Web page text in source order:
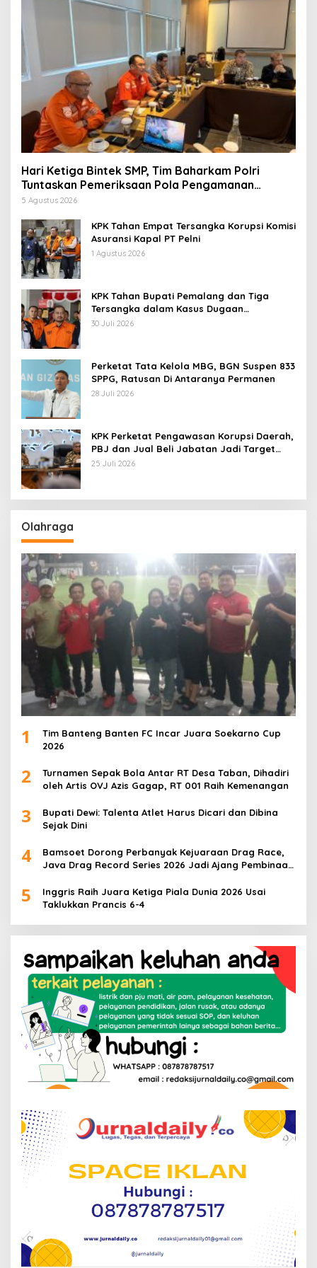
Hari Ketiga Bintek SMP, Tim Baharkam Polri
Tuntaskan Pemeriksaan Pola Pengamanan
Pertamina Patra Niaga Jabar
5 Agustus 2026
KPK Tahan Empat Tersangka Korupsi Komisi
Asuransi Kapal PT Pelni
1 Agustus 2026
KPK Tahan Bupati Pemalang dan Tiga
Tersangka dalam Kasus Dugaan
Pemerasan
30 Juli 2026
Perketat Tata Kelola MBG, BGN Suspen 833
SPPG, Ratusan Di Antaranya Permanen
28 Juli 2026
KPK Perketat Pengawasan Korupsi Daerah,
PBJ dan Jual Beli Jabatan Jadi Target
Utama
25 Juli 2026
Olahraga
1
Tim Banteng Banten FC Incar Juara Soekarno Cup
2026
2
Turnamen Sepak Bola Antar RT Desa Taban, Dihadiri
oleh Artis OVJ Azis Gagap, RT 001 Raih Kemenangan
3
Bupati Dewi: Talenta Atlet Harus Dicari dan Dibina
Sejak Dini
4
Bamsoet Dorong Perbanyak Kejuaraan Drag Race,
Java Drag Record Series 2026 Jadi Ajang Pembinaan
5
Inggris Raih Juara Ketiga Piala Dunia 2026 Usai
Taklukkan Prancis 6-4